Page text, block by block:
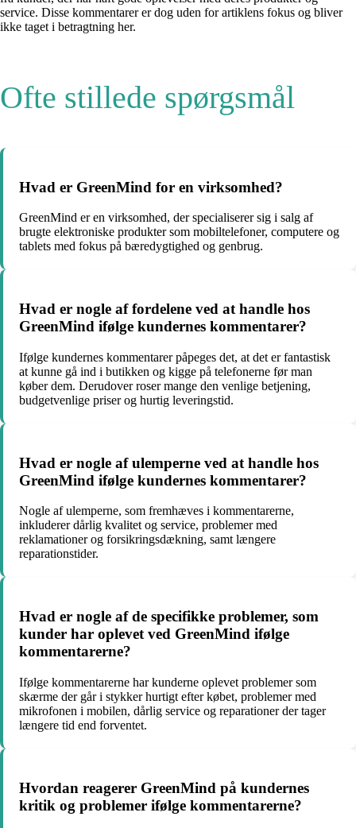
service. Disse kommentarer er dog uden for artiklens fokus og bliver
ikke taget i betragtning her.
Ofte stillede spørgsmål
Hvad er GreenMind for en virksomhed?
GreenMind er en virksomhed, der specialiserer sig i salg af
brugte elektroniske produkter som mobiltelefoner, computere og
tablets med fokus på bæredygtighed og genbrug.
Hvad er nogle af fordelene ved at handle hos
GreenMind ifølge kundernes kommentarer?
Ifølge kundernes kommentarer påpeges det, at det er fantastisk
at kunne gå ind i butikken og kigge på telefonerne før man
køber dem. Derudover roser mange den venlige betjening,
budgetvenlige priser og hurtig leveringstid.
Hvad er nogle af ulemperne ved at handle hos
GreenMind ifølge kundernes kommentarer?
Nogle af ulemperne, som fremhæves i kommentarerne,
inkluderer dårlig kvalitet og service, problemer med
reklamationer og forsikringsdækning, samt længere
reparationstider.
Hvad er nogle af de specifikke problemer, som
kunder har oplevet ved GreenMind ifølge
kommentarerne?
Ifølge kommentarerne har kunderne oplevet problemer som
skærme der går i stykker hurtigt efter købet, problemer med
mikrofonen i mobilen, dårlig service og reparationer der tager
længere tid end forventet.
Hvordan reagerer GreenMind på kundernes
kritik og problemer ifølge kommentarerne?